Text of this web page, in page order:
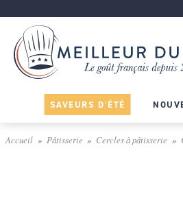
SAVEURS D'ÉTÉ
Accueil Pâtisserie Cercles à pâtisserie